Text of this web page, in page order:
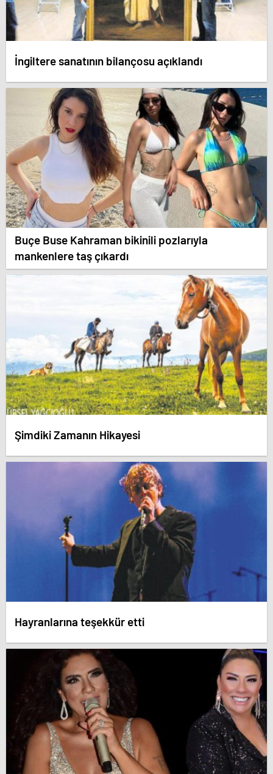
İngiltere sanatının bilançosu açıklandı
Buçe Buse Kahraman bikinili pozlarıyla
mankenlere taş çıkardı
Şimdiki Zamanın Hikayesi
Hayranlarına teşekkür etti